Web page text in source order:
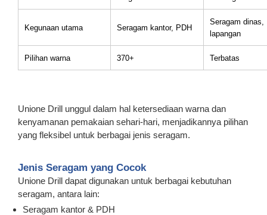
Kegunaan utama Seragam kantor, PDH
Seragam dinas,
lapangan
Pilihan warna 370+ Terbatas
Unione Drill unggul dalam hal ketersediaan warna dan
kenyamanan pemakaian sehari-hari, menjadikannya pilihan
yang fleksibel untuk berbagai jenis seragam.
Jenis Seragam yang Cocok
Unione Drill dapat digunakan untuk berbagai kebutuhan
seragam, antara lain:
Seragam kantor & PDH